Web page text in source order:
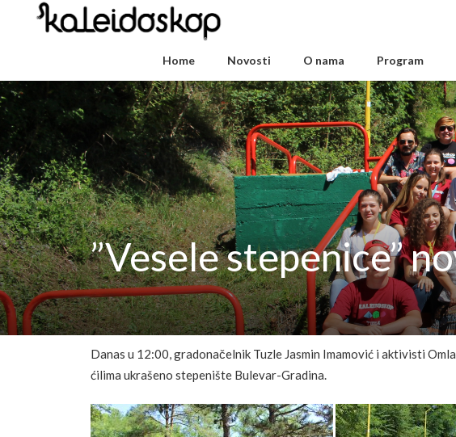
Home Novosti O nama Program
”Vesele stepenice”
Danas u 12:00, gradonačelnik Tuzle Jasmin Imamović i aktivisti
ćilima ukrašeno stepenište Bulevar-Gradina.